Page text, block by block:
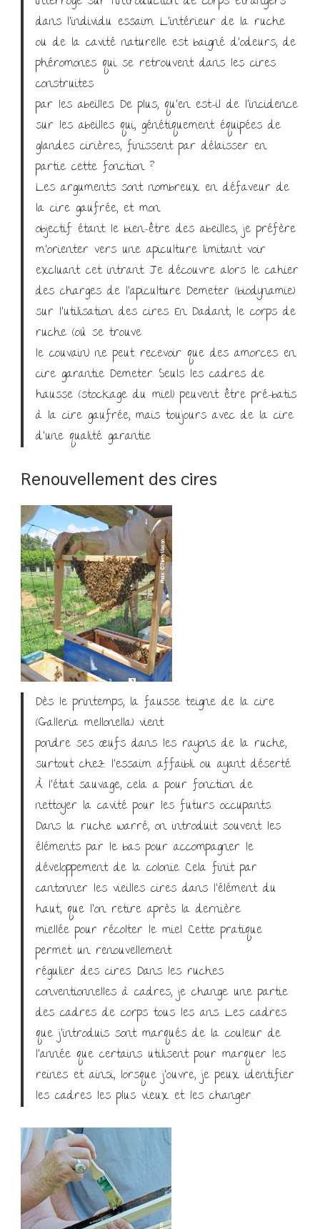
dans l’individu essaim. L’intérieur de la ruche
ou de la cavité naturelle est baigné d’odeurs, de
phéromones qui se retrouvent dans les cires
construites
par les abeilles. De plus, qu’en est-il de l’incidence
sur les abeilles qui, génétiquement équipées de
glandes cirières, finissent par délaisser en
partie cette fonction ?
Les arguments sont nombreux en défaveur de
la cire gaufrée, et mon
objectif étant le bien-être des abeilles, je préfère
m’orienter vers une apiculture limitant voir
excluant cet intrant. Je découvre alors le cahier
des charges de l’apiculture Demeter (biodynamie)
sur l’utilisation des cires. En Dadant, le corps de
ruche (où se trouve
le couvain) ne peut recevoir que des amorces en
cire garantie Demeter. Seuls les cadres de
hausse (stockage du miel) peuvent être pré-batis
à la cire gaufrée, mais toujours avec de la cire
d’une qualité garantie
Renouvellement des cires
Dès le printemps, la fausse teigne de la cire
(Galleria mellonella) vient
pondre ses œufs dans les rayons de la ruche,
surtout chez l’essaim affaibli ou ayant déserté.
À l’état sauvage, cela a pour fonction de
nettoyer la cavité pour les futurs occupants.
Dans la ruche warré, on introduit souvent les
éléments par le bas pour accompagner le
développement de la colonie. Cela finit par
cantonner les vieilles cires dans l’élément du
haut, que l’on retire après la dernière
miellée pour récolter le miel. Cette pratique
permet un renouvellement
régulier des cires. Dans les ruches
conventionnelles à cadres, je change une partie
des cadres de corps tous les ans. Les cadres
que j’introduis sont marqués de la couleur de
l’année que certains utilisent pour marquer les
reines et ainsi, lorsque j’ouvre, je peux identifier
les cadres les plus vieux et les changer.